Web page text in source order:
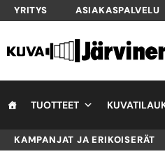
YRITYS ASIAKASPALVELU
TUOTTEET
KAMPANJAT JA ERIKOISERÄT